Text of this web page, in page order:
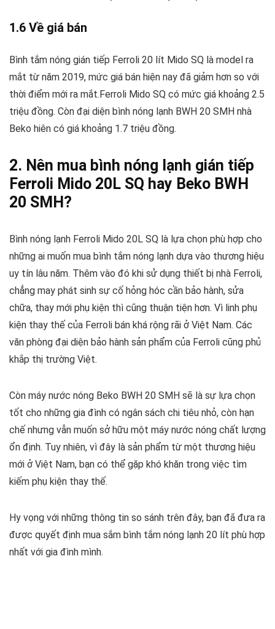
1.6 Về giá bán
Bình tắm nóng gián tiếp Ferroli 20 lít Mido SQ là model ra
mắt từ năm 2019, mức giá bán hiện nay đã giảm hơn so với
thời điểm mới ra mắt.Ferroli Mido SQ có mức giá khoảng 2.5
triệu đồng. Còn đại diện bình nóng lạnh BWH 20 SMH nhà
Beko hiên có giá khoảng 1.7 triệu đồng.
2. Nên mua bình nóng lạnh gián tiếp
Ferroli Mido 20L SQ hay Beko BWH
20 SMH?
Bình nóng lạnh Ferroli Mido 20L SQ là lựa chọn phù hợp cho
những ai muốn mua bình tắm nóng lạnh dựa vào thương hiệu
uy tín lâu năm. Thêm vào đó khi sử dụng thiết bị nhà Ferroli,
chẳng may phát sinh sự cố hỏng hóc cần bảo hành, sửa
chữa, thay mới phụ kiện thì cũng thuận tiện hơn. Vì linh phụ
kiện thay thế của Ferroli bán khá rộng rãi ở Việt Nam. Các
văn phòng đại diện bảo hành sản phẩm của Ferroli cũng phủ
khắp thị trường Việt.
Còn máy nước nóng Beko BWH 20 SMH sẽ là sự lựa chọn
tốt cho những gia đình có ngân sách chi tiêu nhỏ, còn hạn
chế nhưng vẫn muốn sở hữu một máy nước nóng chất lượng
ổn định. Tuy nhiên, vì đây là sản phẩm từ một thương hiệu
mới ở Việt Nam, bạn có thể gặp khó khăn trong việc tìm
kiếm phụ kiện thay thế.
Hy vọng với những thông tin so sánh trên đây, bạn đã đưa ra
được quyết định mua sắm bình tắm nóng lạnh 20 lít phù hợp
nhất với gia đình mình.